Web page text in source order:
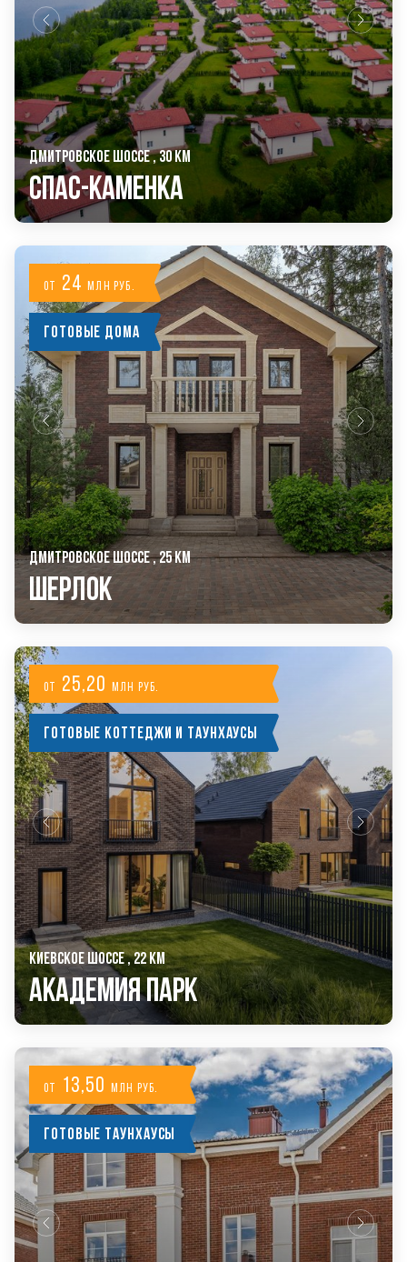
ДМИТРОВСКОЕ ШОССЕ , 30 КМ
Спас-Каменка
от 24млн руб.
Готовые дома
ДМИТРОВСКОЕ ШОССЕ , 25 КМ
Шерлок
от 25,20 млн руб.
Готовые коттеджи и таунхаусы
КИЕВСКОЕ ШОССЕ , 22 КМ
Академия Парк
от 13,50 млн руб.
Готовые таунхаусы